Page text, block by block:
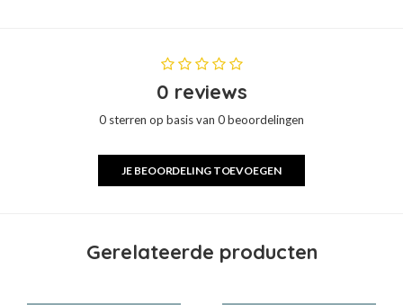
0 reviews
0 sterren op basis van 0 beoordelingen
JE BEOORDELING TOEVOEGEN
Gerelateerde producten